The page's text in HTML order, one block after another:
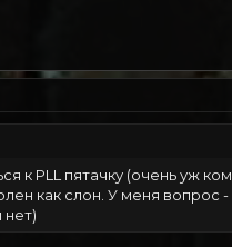
PLL пятачку (очень уж
как слон. У меня
нет)